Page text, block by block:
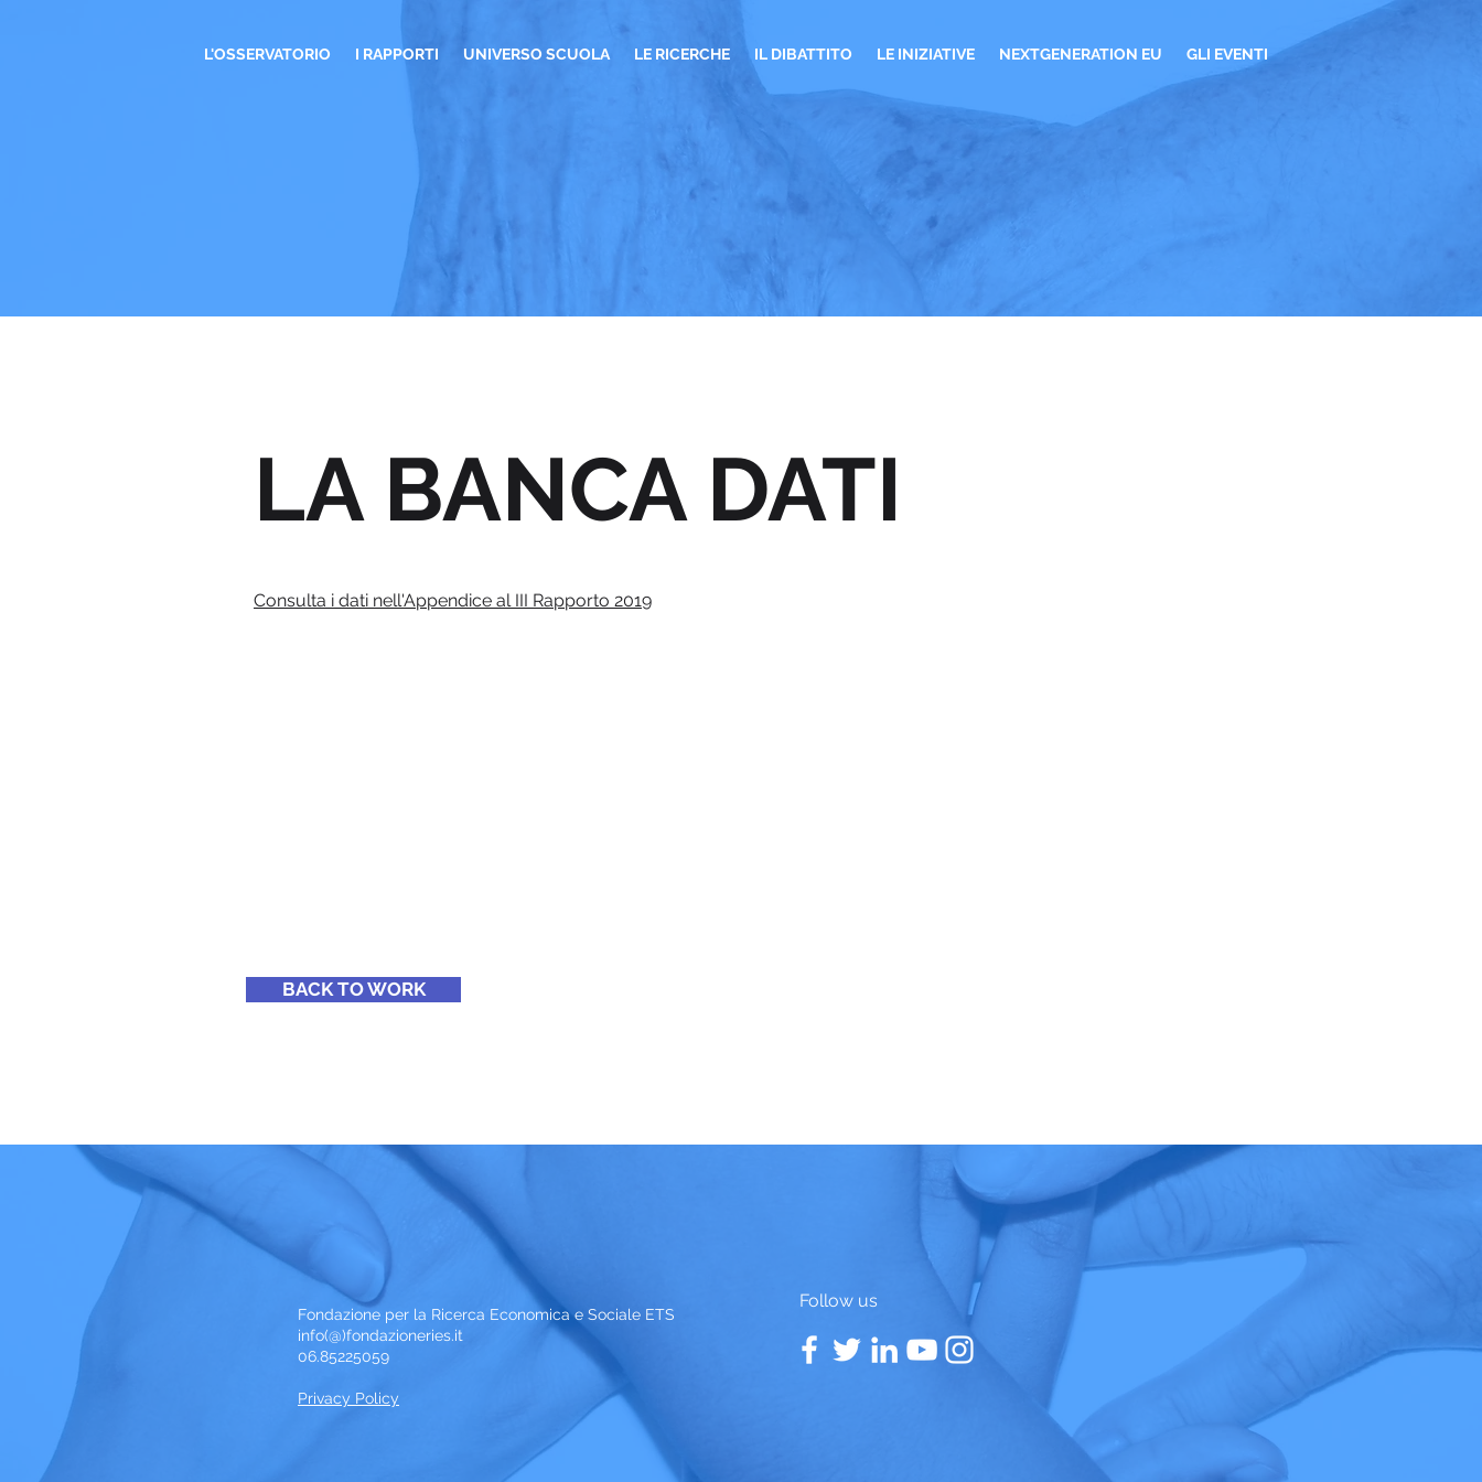
L'OSSERVATORIO I RAPPORTI UNIVERSO SCUOLA LE RICERCHE IL DIBATTITO LE INIZIATIVE NEXTGENERATION EU GLI EVENTI
LA BANCA DATI
Consulta i dati nell'Appendice al III Rapporto 2019
BACK TO WORK
Fondazione per la Ricerca Economica e Sociale ETS
info(@)fondazioneries.it
06.85225059
Privacy Policy
Follow us